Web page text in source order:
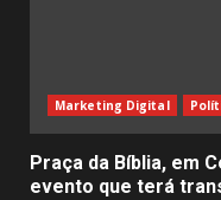
Marketing Digital
Praça da Bíblia, em
evento que terá